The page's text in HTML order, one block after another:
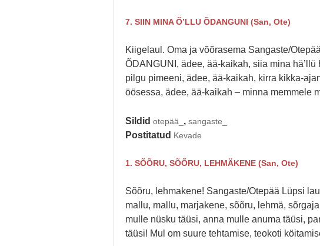
7. SIIN MINA Õ’LLU ÕDANGUNI (San, Ote)
Kiigelaul. Oma ja võõrasema Sangaste/
ÕDANGUNI, ädee, ää-kaikah, siia mina
pilgu pimeeni, ädee, ää-kaikah, kirra kikka-
öösessa, ädee, ää-kaikah – minna memmele
Sildid otepää_ , sangaste_
Postitatud Kevade
1. SÕÕRU, SÕÕRU, LEHMÄKENE (San, Ote)
Sõõru, lehmakene! Sangaste/Otepää Lüpsi
mallu, mallu, marjakene, sõõru, lehmä,
mulle nüsku täüsi, anna mulle anuma täüsi,
täüsi! Mul om suure tehtamise, teokoti